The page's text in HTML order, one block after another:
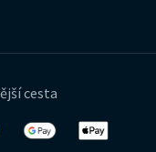
cesta